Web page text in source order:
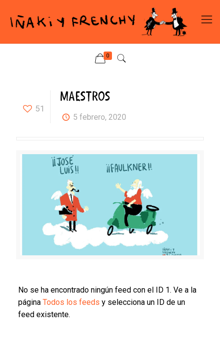
0
51
MAESTROS
5 febrero, 2020
No se ha encontrado ningún feed con el ID 1. Ve a la
página Todos los feeds y selecciona un ID de un
feed existente.